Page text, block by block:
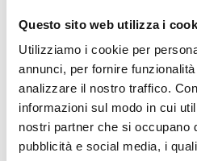
Questo sito web utilizza i
Utilizziamo i cookie per
annunci, per fornire
analizzare il nostro traffico.
informazioni sul modo in cui
nostri partner che si occupano
pubblicità e social media, i
10.04.2026
© Council of Europe